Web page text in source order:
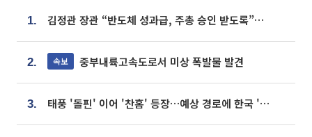
1. 김정관 장관 “반도체 성과급, 주총 승인 받도록”…상법·자본시장법 개정 시사
2. 속보 중부내륙고속도로서 미상 폭발물 발견
3. 태풍 '돌핀' 이어 '찬홈' 등장…예상 경로에 한국 '한숨'